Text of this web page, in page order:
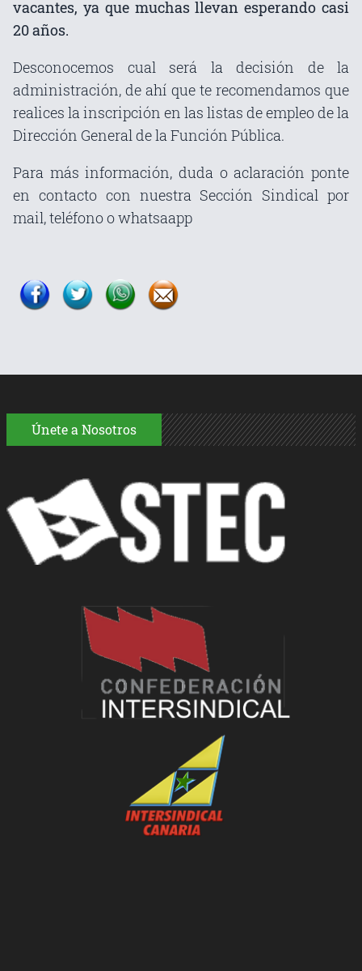
vacantes, ya que muchas llevan esperando casi
20 años.
Desconocemos cual será la decisión de la
administración, de ahí que te recomendamos que
realices la inscripción en las listas de empleo de la
Dirección General de la Función Pública.
Para más información, duda o aclaración ponte
en contacto con nuestra Sección Sindical por
mail, teléfono o whatsaapp
Únete a Nosotros